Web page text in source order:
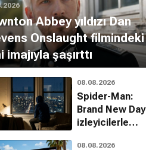
Abbey yıldızı Dan
Onslaught filmindeki
imajıyla şaşırttı
08.08.2026
Spider-Man:
Brand New Day
izleyicilerle
08.08.2026